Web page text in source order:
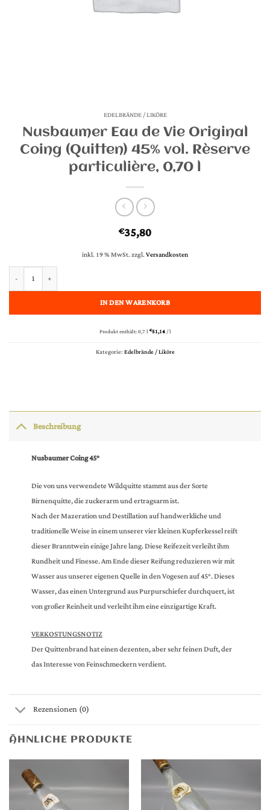
EDELBRÄNDE / LIKÖRE
Nusbaumer Eau de Vie Original
Coing (Quitten) 45% vol. Rèserve
particulière, 0,70 l
€35,80
inkl. 19 % MwSt.zzgl.Versandkosten
Nusbaumer Eau de Vie Original Coing (Quitten) 45% vol. Rèserve particulière, 0,70 l Menge
IN DEN WARENKORB
Produkt enthält: 0,7l €51,14/l
Kategorie:Edelbrände / Liköre
Beschreibung
Nusbaumer Coing 45°
Die von uns verwendete Wildquitte stammt aus der Sorte
Birnenquitte, die zuckerarm und ertragsarm ist.
Nach der Mazeration und Destillation auf handwerkliche und
traditionelle Weise in einem unserer vier kleinen Kupferkessel reift
dieser Branntwein einige Jahre lang. Diese Reifezeit verleiht ihm
Rundheit und Finesse. Am Ende dieser Reifung reduzieren wir mit
Wasser aus unserer eigenen Quelle in den Vogesen auf 45°. Dieses
Wasser, das einen Untergrund aus Purpurschiefer durchquert, ist
von großer Reinheit und verleiht ihm eine einzigartige Kraft.
VERKOSTUNGSNOTIZ
Der Quittenbrand hat einen dezenten, aber sehr feinen Duft, der
das Interesse von Feinschmeckern verdient.
Rezensionen (0)
ÄHNLICHE PRODUKTE